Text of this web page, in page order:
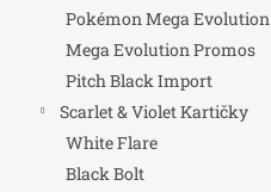
Pokémon Mega Evolution
Mega Evolution Promos
Pitch Black Import
Scarlet & Violet Kartičky
White Flare
Black Bolt